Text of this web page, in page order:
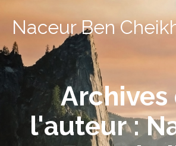
Naceur Ben
Archives
l'auteur :